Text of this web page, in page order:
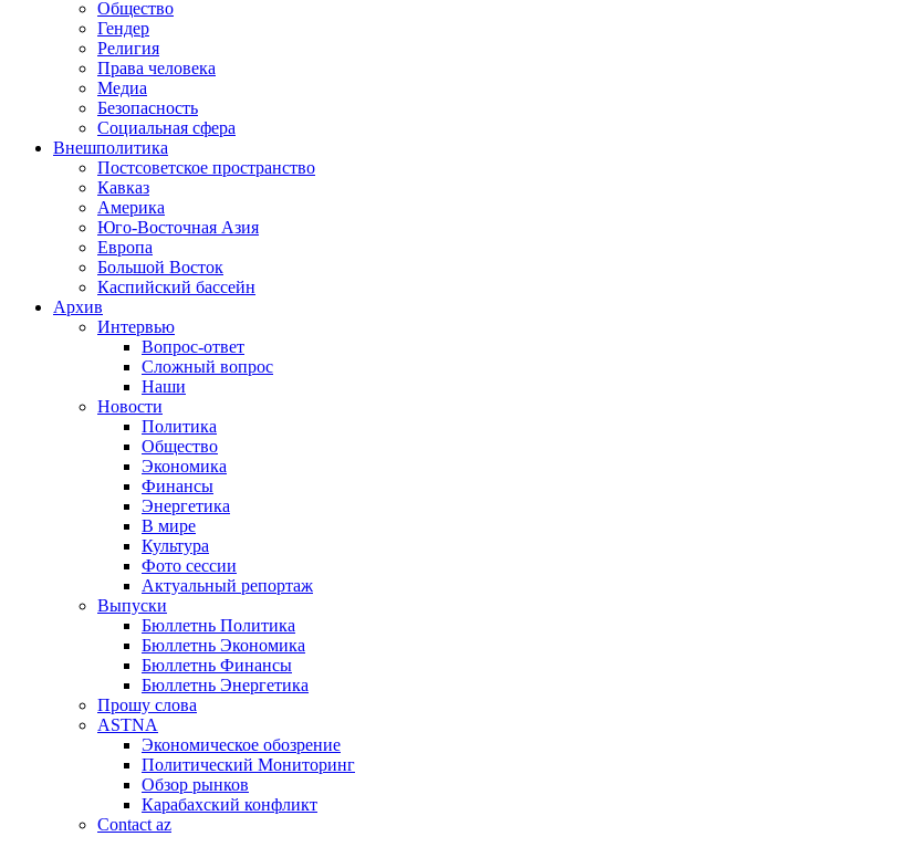
Общество
Гендер
Религия
Права человека
Медиа
Безопасность
Социальная сфера
Внешполитика
Постсоветское пространство
Кавказ
Америка
Юго-Восточная Азия
Европа
Большой Восток
Каспийский бассейн
Архив
Интервью
Вопрос-ответ
Сложный вопрос
Наши
Новости
Политика
Общество
Экономика
Финансы
Энергетика
В мире
Культура
Фото сессии
Актуальный репортаж
Выпуски
Бюллетнь Политика
Бюллетнь Экономика
Бюллетнь Финансы
Бюллетнь Энергетика
Прошу слова
ASTNA
Экономическое обозрение
Политический Мониторинг
Обзор рынков
Карабахский конфликт
Contact az